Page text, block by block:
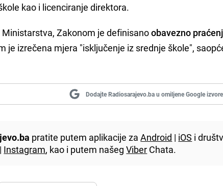
kao i licenciranje direktora.
Ministarstva, Zakonom je definisanoobavezno
je izrečena mjera "isključenje iz srednje škole",
Dodajte Radiosarajevo.ba u omiljene Google izvore
pratite putem aplikacije zaAndroid | iOS i
| Instagram, kao i putem našegViber Chata.